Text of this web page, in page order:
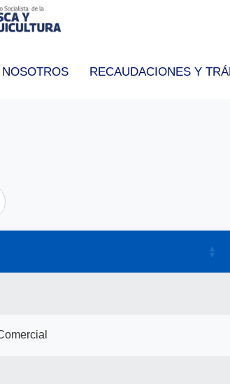
NOSOTROS RECAUDACIONES Y